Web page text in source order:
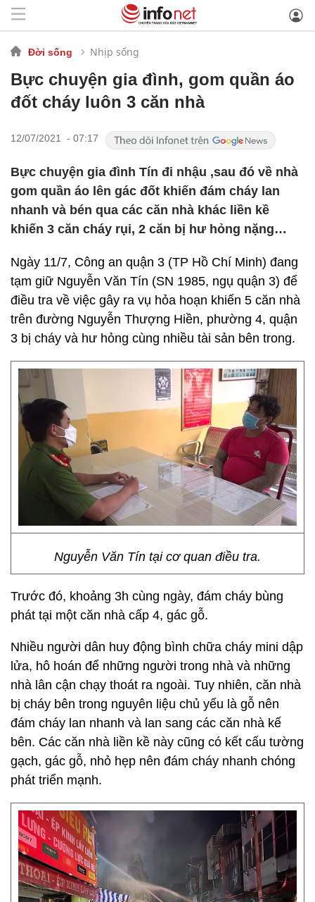
Đời sống Nhịp sống
Bực chuyện gia đình, gom quần áo
đốt cháy luôn 3 căn nhà
12/07/2021 - 07:17
Bực chuyện gia đình Tín đi nhậu ,sau đó về nhà
gom quần áo lên gác đốt khiến đám cháy lan
nhanh và bén qua các căn nhà khác liền kề
khiến 3 căn cháy rụi, 2 căn bị hư hỏng nặng…
Ngày 11/7, Công an quận 3 (TP Hồ Chí Minh) đang
tạm giữ Nguyễn Văn Tín (SN 1985, ngụ quận 3) để
điều tra về việc gây ra vụ hỏa hoạn khiến 5 căn nhà
trên đường Nguyễn Thượng Hiền, phường 4, quận
3 bị cháy và hư hỏng cùng nhiều tài sản bên trong.
Nguyễn Văn Tín tại cơ quan điều tra.
Trước đó, khoảng 3h cùng ngày, đám cháy bùng
phát tại một căn nhà cấp 4, gác gỗ.
Nhiều người dân huy động bình chữa cháy mini dập
lửa, hô hoán để những người trong nhà và những
nhà lân cận chạy thoát ra ngoài. Tuy nhiên, căn nhà
bị cháy bên trong nguyên liệu chủ yếu là gỗ nên
đám cháy lan nhanh và lan sang các căn nhà kế
bên. Các căn nhà liền kề này cũng có kết cấu tường
gạch, gác gỗ, nhỏ hẹp nên đám cháy nhanh chóng
phát triển mạnh.